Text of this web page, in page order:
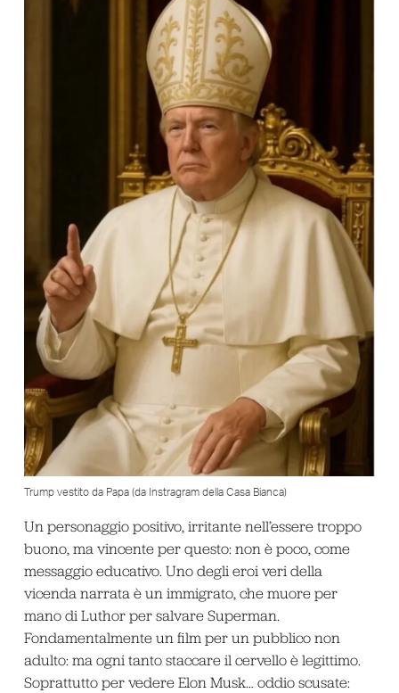
Trump vestito da Papa (da Instragram della Casa Bianca)
Un personaggio positivo, irritante nell’essere troppo
buono, ma vincente per questo: non è poco, come
messaggio educativo. Uno degli eroi veri della
vicenda narrata è un immigrato, che muore per
mano di Luthor per salvare Superman.
Fondamentalmente un film per un pubblico non
adulto: ma ogni tanto staccare il cervello è legittimo.
Soprattutto per vedere Elon Musk… oddio scusate: